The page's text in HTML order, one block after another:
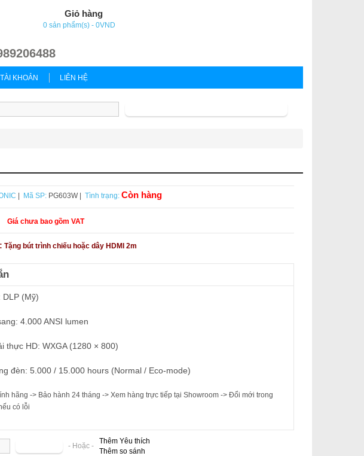
Giỏ hàng
0 sản phẩm(s) - 0VND
TÀI KHOẢN LIÊN HỆ
Mã SP:PG603W | Tình trạng: Còn hàng
Giá chưa bao gồm VAT
Tặng bút trình chiếu hoặc dây HDMI 2m
DLP (Mỹ)
4.000 ANSI lumen
thực HD: WXGA (1280 × 800)
đèn: 5.000 / 15.000 hours (Normal / Eco-mode)
hãng -> Bảo hành 24 tháng -> Xem hàng trực tiếp tại Showroom -> Đổi mới trong
có lỗi
- Hoặc -
Thêm Yêu thích
Thêm so sánh